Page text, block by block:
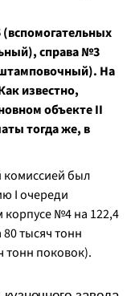
справа №3
На
известно,
объекте II
тогда же, в
комиссией был
I очереди
корпусе №4 на 122,4
тысяч тонн
тонн поковок).